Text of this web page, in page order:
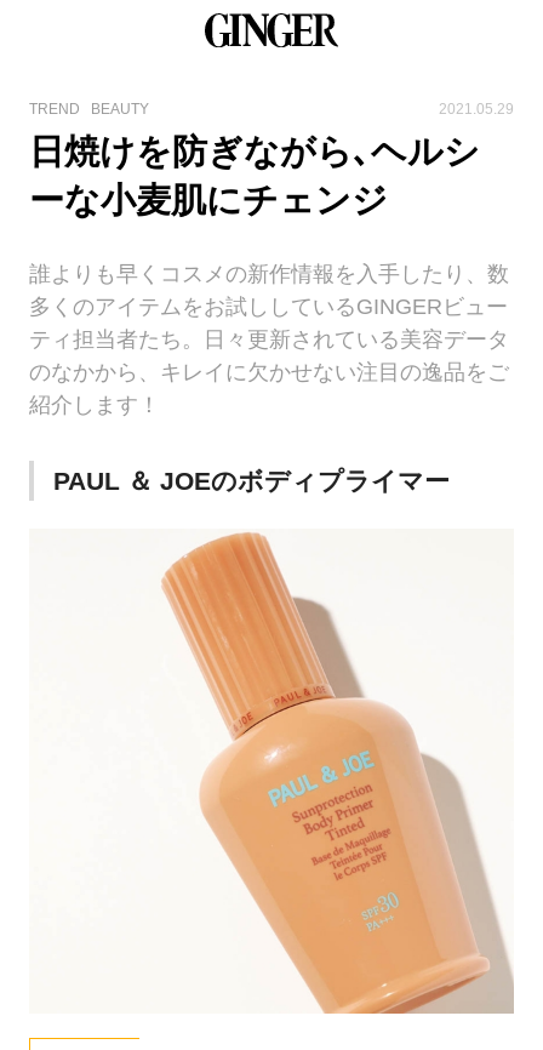
TREND BEAUTY 2021.05.29
日焼けを防ぎながら､ヘルシ
ーな小麦肌にチェンジ
誰よりも早くコスメの新作情報を入手したり、数
多くのアイテムをお試ししているGINGERビュー
ティ担当者たち。日々更新されている美容データ
のなかから、キレイに欠かせない注目の逸品をご
紹介します！
PAUL ＆ JOEのボディプライマー